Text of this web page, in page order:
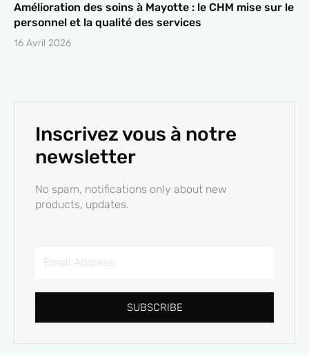
Amélioration des soins à Mayotte : le CHM mise sur le
personnel et la qualité des services
16 Avril 2026
Inscrivez vous à notre
newsletter
No spam, notifications only about new
products, updates.
Address
SUBSCRIBE